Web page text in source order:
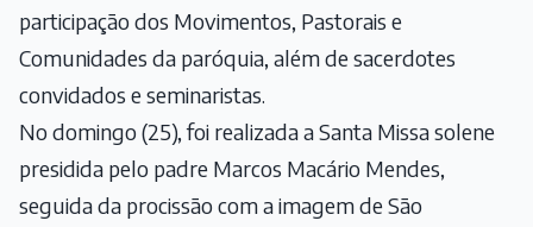
participação dos Movimentos, Pastorais e
Comunidades da paróquia, além de sacerdotes
convidados e seminaristas.
No domingo (25), foi realizada a Santa Missa solene
presidida pelo padre Marcos Macário Mendes,
seguida da procissão com a imagem de São